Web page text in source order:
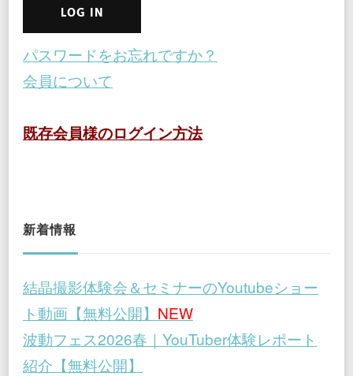
パスワードをお忘れですか？
会員について
既存会員様のログイン方法
新着情報
結晶撮影体験会＆セミナーのYoutubeショー
ト動画【無料公開】 NEW
波動フェス2026春｜YouTuber体験レポート
紹介【無料公開】